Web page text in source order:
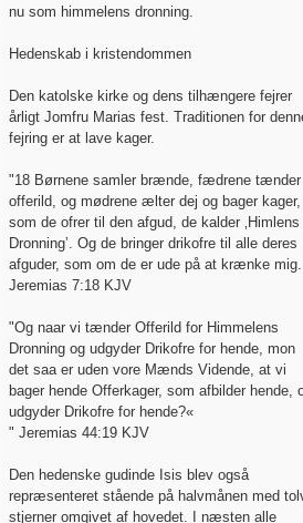
nu som himmelens dronning.
Hedenskab i kristendommen
Den katolske kirke og dens tilhængere fejrer
årligt Jomfru Marias fest. Traditionen for
fejring er at lave kager.
"18 Børnene samler brænde, fædrene tænder
offerild, og mødrene ælter dej og bager kager,
som de ofrer til den afgud, de kalder ‚Himlens
Dronning’. Og de bringer drikofre til alle deres
afguder, som om de er ude på at krænke
Jeremias 7:18 KJV
"Og naar vi tænder Offerild for Himmelens
Dronning og udgyder Drikofre for hende, mon
det saa er uden vore Mænds Vidende, at vi
bager hende Offerkager, som afbilder hende,
udgyder Drikofre for hende?«
" Jeremias 44:19 KJV
Den hedenske gudinde Isis blev også
repræsenteret stående på halvmånen med
stjerner omgivet af hovedet. I næsten alle